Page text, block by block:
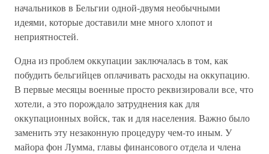
начальников в Бельгии одной-двумя необычными
идеями, которые доставили мне много хлопот и
неприятностей.
Одна из проблем оккупации заключалась в том, как
побудить бельгийцев оплачивать расходы на оккупацию.
В первые месяцы военные просто реквизировали все, что
хотели, а это порождало затруднения как для
оккупационных войск, так и для населения. Важно было
заменить эту незаконную процедуру чем-то иным. У
майора фон Лумма, главы финансового отдела и члена